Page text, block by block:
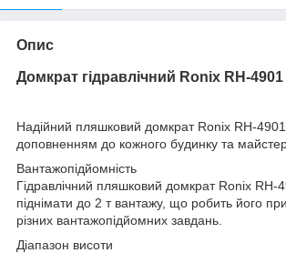
Опис
Домкрат гідравлічний Ronix RH-4901
Надійний пляшковий домкрат Ronix RH-
доповненням до кожного будинку та
Вантажопідйомність
Гідравлічний пляшковий домкрат Ronix
піднімати до 2 т вантажу, що робить його
різних вантажопідйомних завдань.
Діапазон висоти